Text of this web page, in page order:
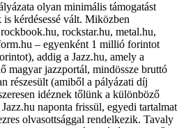
olyan minimális támogatást
kérdésessé vált. Miközben
rockstar.hu, metal.hu,
– egyenként 1 millió forintot
addig a Jazz.hu, amely a
magyar jazzportál, mindössze bruttó
részesült (amiből a pályázati díj
idéznek tőlünk a különböző
naponta frissül, egyedi tartalmat
olvasottsággal rendelkezik. Tavaly